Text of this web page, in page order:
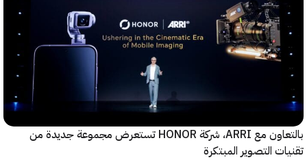
بالتعاون مع ARRI، شركة HONOR تستعرض مجموعة جديدة من
التصوير المبتكرة